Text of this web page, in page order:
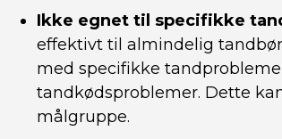
Ikke egnet til specifikke
effektivt til almindelig
med specifikke
tandkødsproblemer. Dette
målgruppe.